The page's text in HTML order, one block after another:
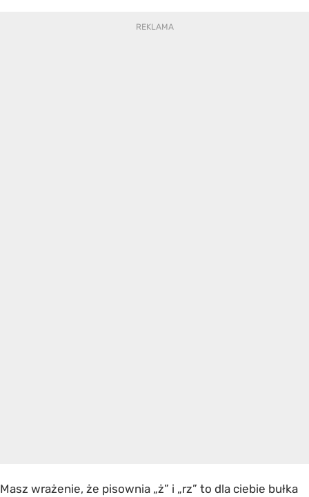
Masz wrażenie, że pisownia „ż” i „rz” to dla ciebie bułka